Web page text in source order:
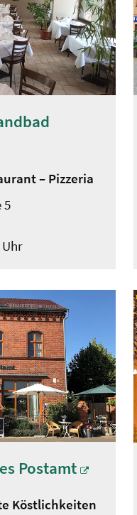
– Pizzeria
5
Uhr
Postamt
Köstlichkeiten